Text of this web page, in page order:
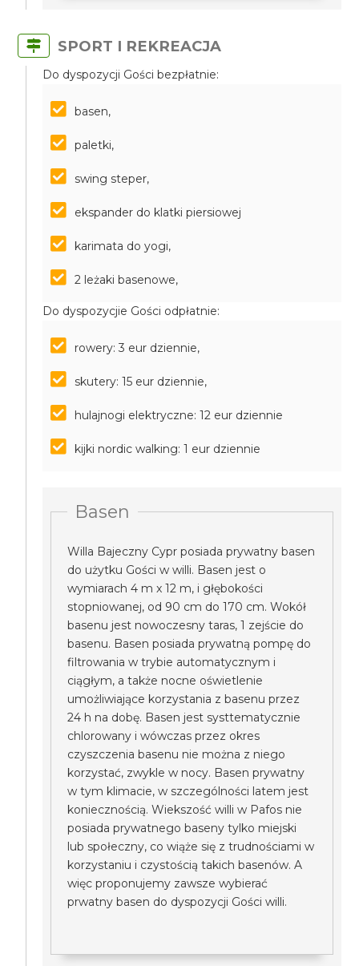
SPORT I REKREACJA
Do dyspozycji Gości bezpłatnie:
basen,
paletki,
swing steper,
ekspander do klatki piersiowej
karimata do yogi,
2 leżaki basenowe,
Do dyspozycjie Gości odpłatnie:
rowery: 3 eur dziennie,
skutery: 15 eur dziennie,
hulajnogi elektryczne: 12 eur dziennie
kijki nordic walking: 1 eur dziennie
Basen
Willa Bajeczny Cypr posiada prywatny basen
do użytku Gości w willi. Basen jest o
wymiarach 4 m x 12 m, i głębokości
stopniowanej, od 90 cm do 170 cm. Wokół
basenu jest nowoczesny taras, 1 zejście do
basenu. Basen posiada prywatną pompę do
filtrowania w trybie automatycznym i
ciągłym, a także nocne oświetlenie
umożliwiające korzystania z basenu przez
24 h na dobę. Basen jest systtematycznie
chlorowany i wówczas przez okres
czyszczenia basenu nie można z niego
korzystać, zwykle w nocy. Basen prywatny
w tym klimacie, w szczególności latem jest
koniecznością. Wiekszość willi w Pafos nie
posiada prywatnego baseny tylko miejski
lub społeczny, co wiąże się z trudnościami w
korzystaniu i czystością takich basenów. A
więc proponujemy zawsze wybierać
prwatny basen do dyspozycji Gości willi.